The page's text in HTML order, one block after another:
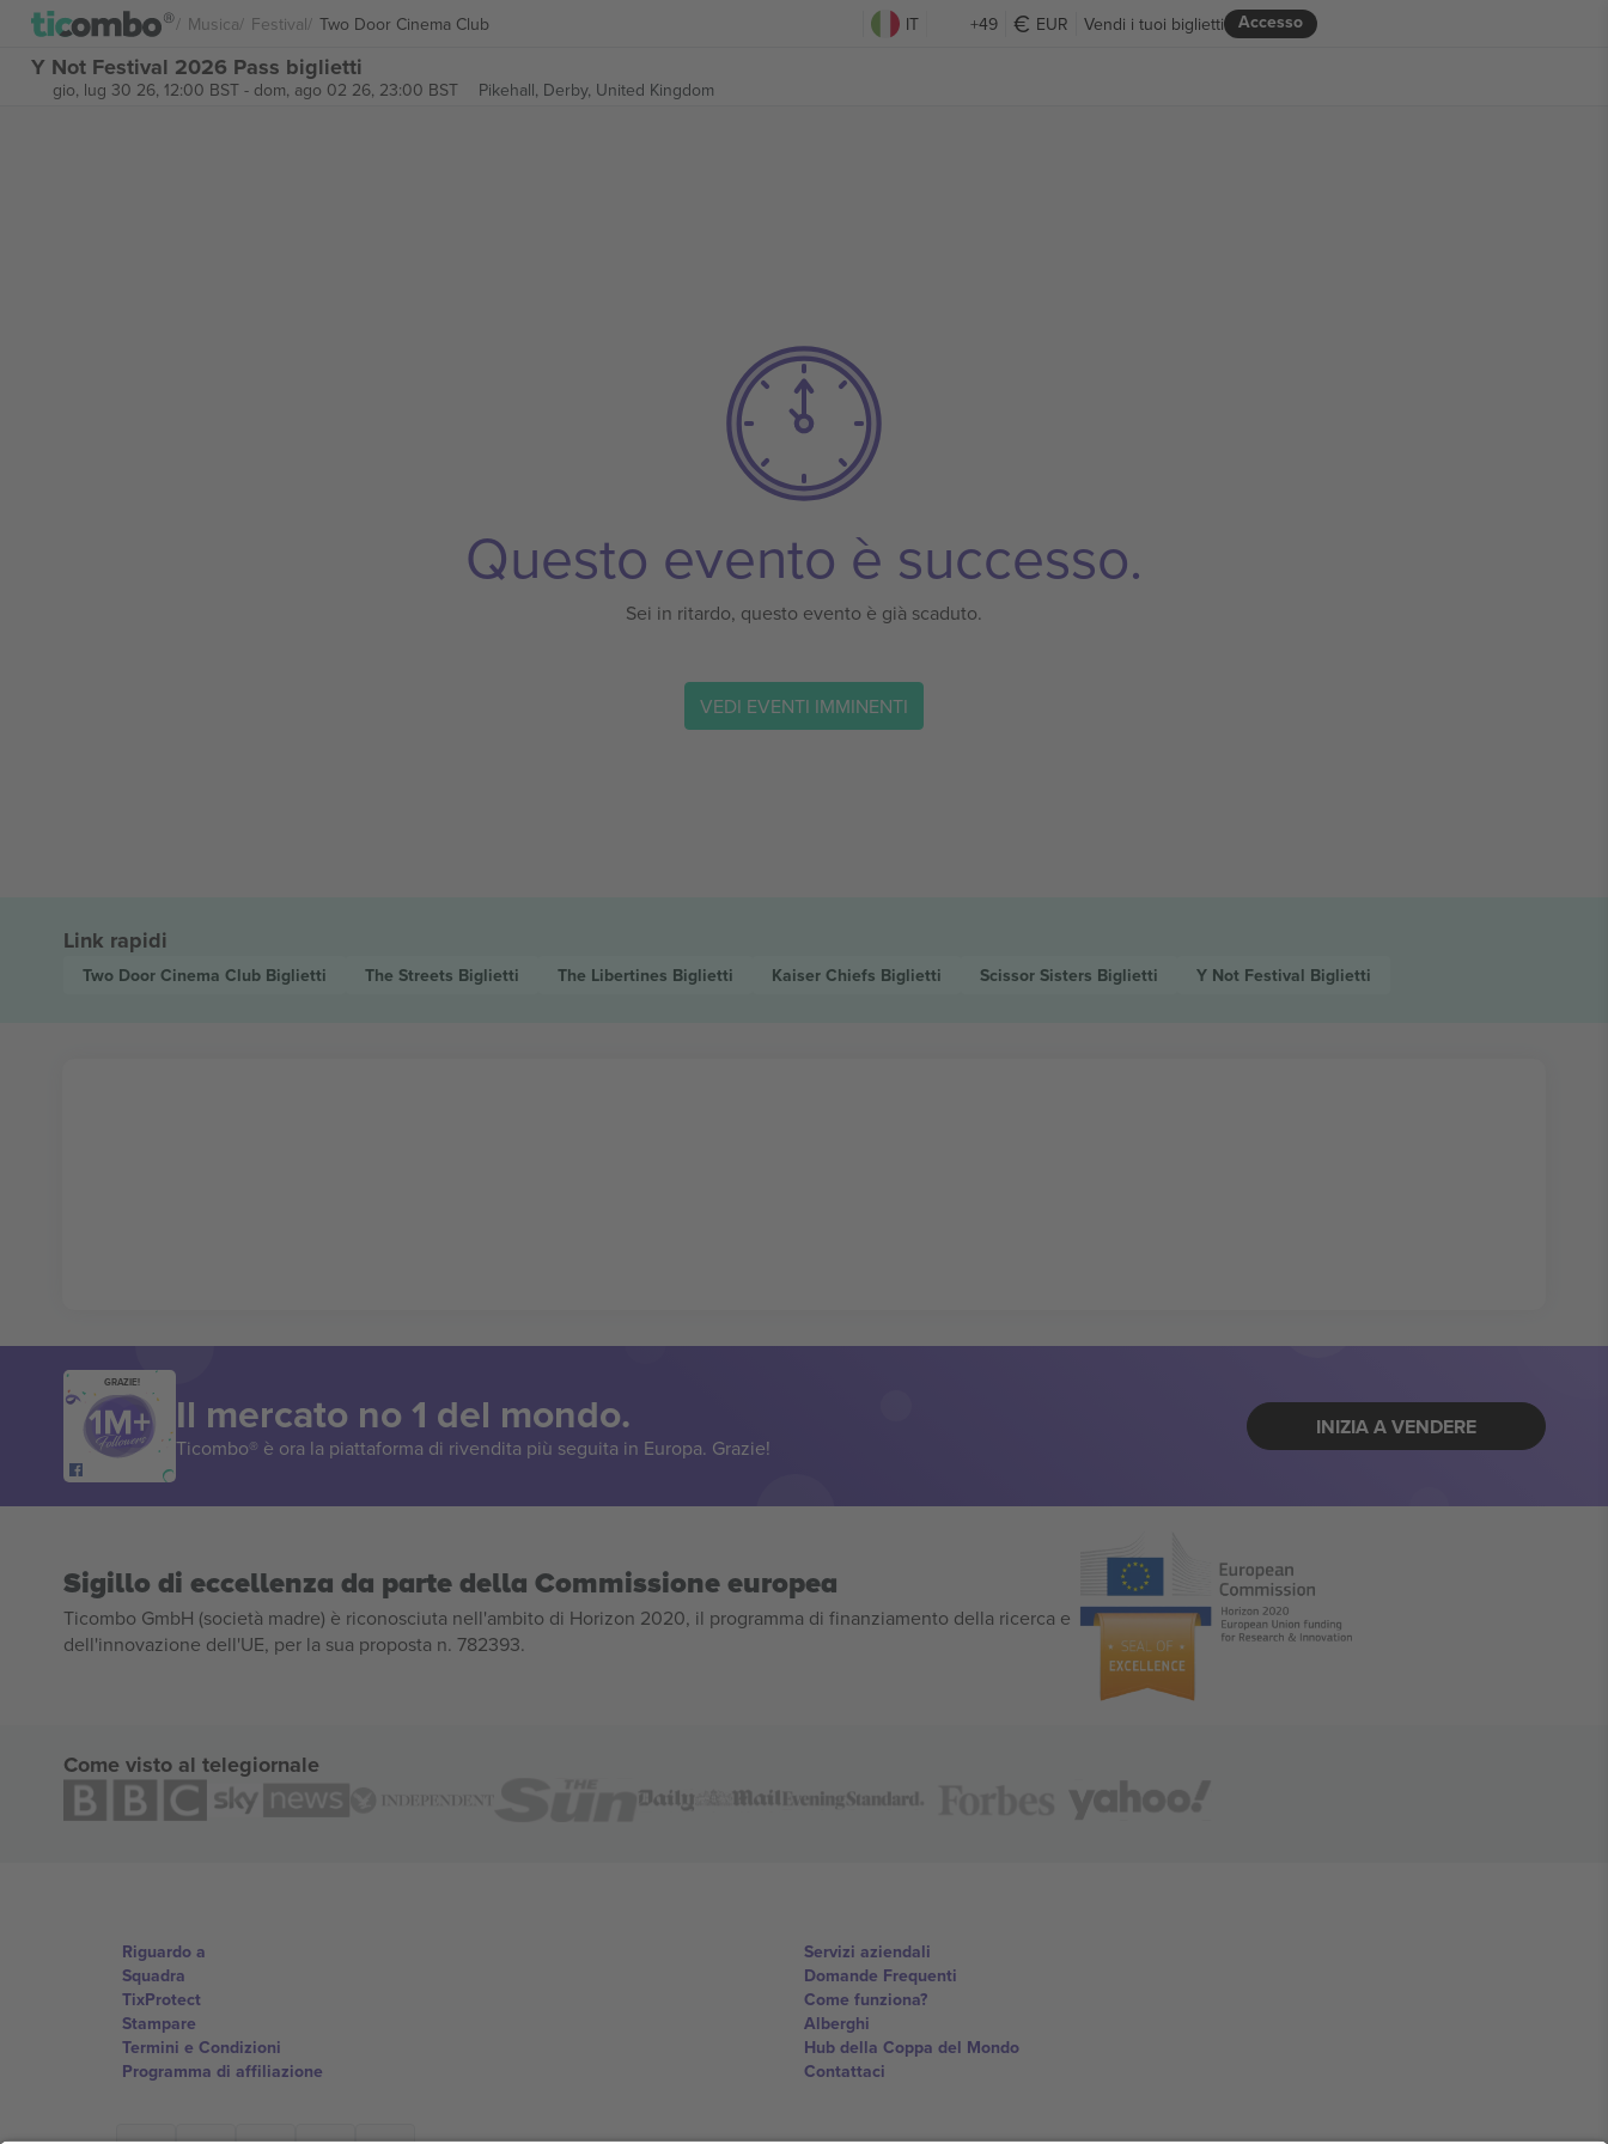
Musica Festival Two Door Cinema Club IT +49 EUR Accesso
Vendi i tuoi biglietti
Y Not Festival 2026 Pass biglietti
gio, lug 30 26, 12:00 BST- dom, ago 02 26, 23:00 BST Pikehall, Derby, United Kingdom
Questo evento è successo.
Sei in ritardo, questo evento è già scaduto.
VEDI EVENTI IMMINENTI
Link rapidi
Two Door Cinema Club Biglietti The Streets Biglietti The Libertines Biglietti Kaiser Chiefs Biglietti Scissor Sisters Biglietti Y Not Festival Biglietti
GRAZIE!
Il mercato no 1 del mondo.
Ticombo® è ora la piattaforma di rivendita più seguita in Europa. Grazie!
INIZIA A VENDERE
Sigillo di eccellenza da parte della Commissione europea
Ticombo GmbH (società madre) è riconosciuta nell'ambito di Horizon 2020, il programma di finanziamento della ricerca e
dell'innovazione dell'UE, per la sua proposta n. 782393.
Come visto al telegiornale
Riguardo a
Squadra
TixProtect
Stampare
Termini e Condizioni
Programma di affiliazione
Servizi aziendali
Domande Frequenti
Come funziona?
Alberghi
Hub della Coppa del Mondo
Contattaci